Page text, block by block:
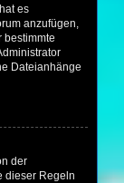
es
anzufügen,
bestimmte
Dateianhänge
der
dieser Regeln